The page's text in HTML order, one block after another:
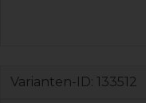
Varianten-ID: 133512